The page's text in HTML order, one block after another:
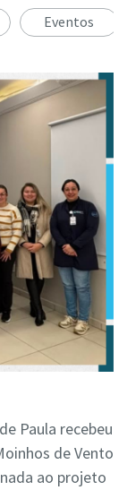
Paula recebeu
de Vento
ao projeto
Eventos